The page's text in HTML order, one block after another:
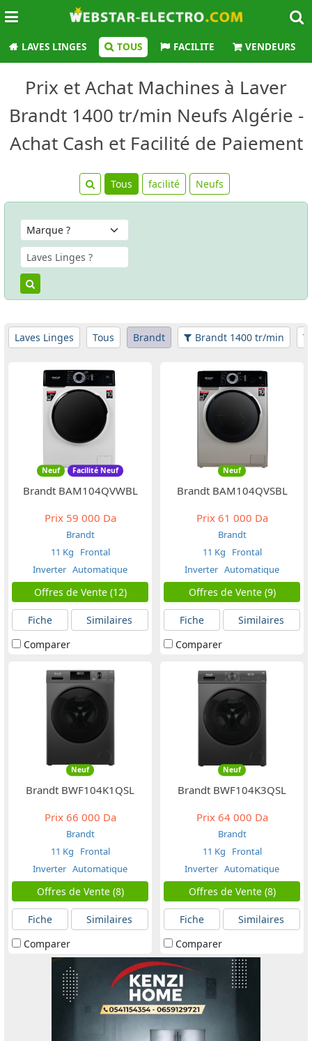
LAVES LINGES TOUS FACILITE VENDEURS
Prix et Achat Machines à Laver
Brandt 1400 tr/min Neufs Algérie -
Achat Cash et Facilité de Paiement
Tous facilité Neufs
Laves Linges Tous Brandt Brandt 1400 tr/min
Neuf Facilité Neuf
Brandt BAM104QVWBL
Prix59 000 Da
Brandt
11 Kg
Frontal
Inverter Automatique
Offres de Vente (12)
Fiche
Similaires
Comparer
Neuf
Brandt BAM104QVSBL
Prix61 000 Da
Brandt
11 Kg
Frontal
Inverter Automatique
Offres de Vente (9)
Fiche
Similaires
Comparer
Neuf
Brandt BWF104K1QSL
Prix66 000 Da
Brandt
11 Kg
Frontal
Inverter Automatique
Offres de Vente (8)
Fiche
Similaires
Comparer
Neuf
Brandt BWF104K3QSL
Prix64 000 Da
Brandt
11 Kg
Frontal
Inverter Automatique
Offres de Vente (8)
Fiche
Similaires
Comparer